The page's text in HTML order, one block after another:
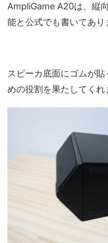
AmpliGame A20は、縦
能と公式でも書いてあり
スピーカ底面にゴムが
めの役割を果たしてくれ